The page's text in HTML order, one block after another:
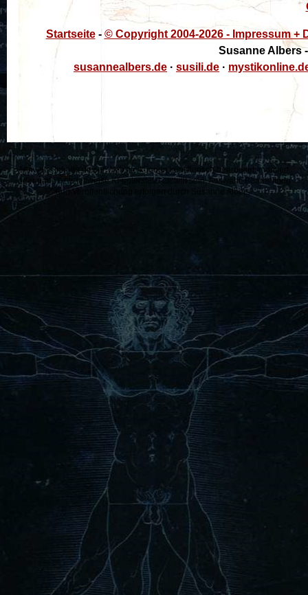
Startseite- © Copyright 2004-2026 - Impressum +
Susanne Albers
susannealbers.de · susili.de ·
Hinweis: Inhalte dieser Website können künstlerisch bearbeitet, montiert
oder ganz bzw. teilweise KI-unterstützt erstellt sein. Auswahl, Bearbeitung
und Veröffentlichung erfolgen durch Susanne Albers.